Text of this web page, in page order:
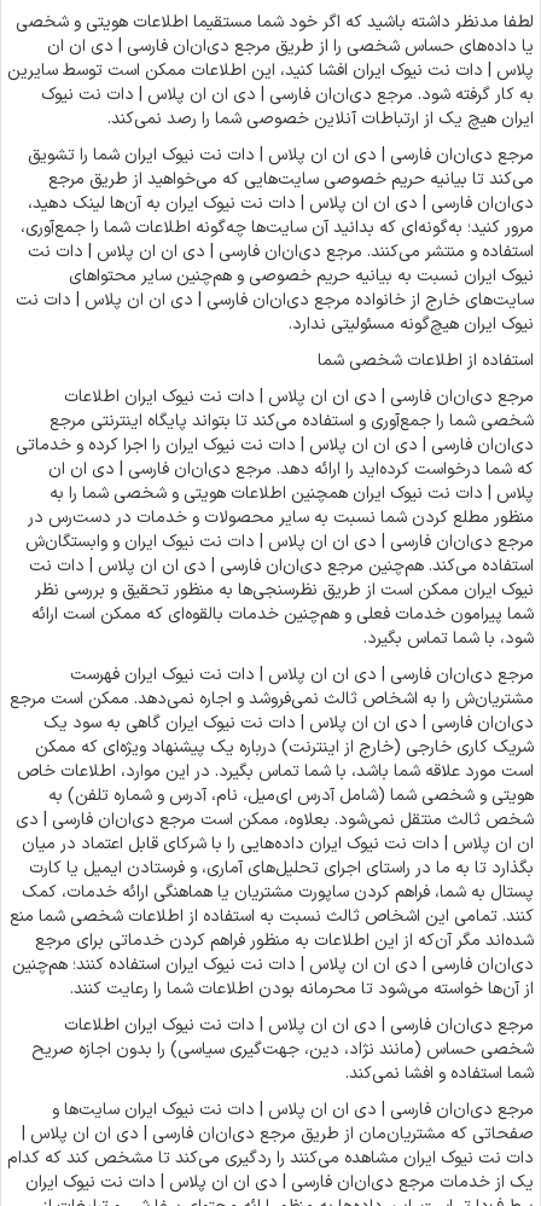
لطفا مدنظر داشته باشید که اگر خود شما مستقیما اطلاعات هویتی و شخصی
یا داده‌های حساس شخصی را از طریق مرجع دی‌ان‌ان فارسی | دی ان ان
پلاس | دات نت نیوک ایران افشا کنید، این اطلاعات ممکن است توسط سایرین
به کار گرفته شود. مرجع دی‌ان‌ان فارسی | دی ان ان پلاس | دات نت نیوک
ایران هیچ یک از ارتباطات آنلاین خصوصی شما را رصد نمی‌کند.
مرجع دی‌ان‌ان فارسی | دی ان ان پلاس | دات نت نیوک ایران شما را تشویق
می‌کند تا بیانیه حریم خصوصی سایت‌هایی که می‌خواهید از طریق مرجع
دی‌ان‌ان فارسی | دی ان ان پلاس | دات نت نیوک ایران به آن‌ها لینک دهید،
مرور کنید؛ به‌گونه‌ای که بدانید آن سایت‌ها چه‌گونه اطلاعات شما را جمع‌آوری،
استفاده و منتشر می‌کنند. مرجع دی‌ان‌ان فارسی | دی ان ان پلاس | دات نت
نیوک ایران نسبت به بیانیه حریم خصوصی و هم‌چنین سایر محتواهای
سایت‌های خارج از خانواده مرجع دی‌ان‌ان فارسی | دی ان ان پلاس | دات نت
نیوک ایران هیچ‌گونه مسئولیتی ندارد.
استفاده از اطلاعات شخصی شما
مرجع دی‌ان‌ان فارسی | دی ان ان پلاس | دات نت نیوک ایران اطلاعات
شخصی شما را جمع‌آوری و استفاده می‌کند تا بتواند پایگاه اینترنتی مرجع
دی‌ان‌ان فارسی | دی ان ان پلاس | دات نت نیوک ایران را اجرا کرده و خدماتی
که شما درخواست کرده‌اید را ارائه دهد. مرجع دی‌ان‌ان فارسی | دی ان ان
پلاس | دات نت نیوک ایران همچنین اطلاعات هویتی و شخصی شما را به
منظور مطلع کردن شما نسبت به سایر محصولات و خدمات در دست‌رس در
مرجع دی‌ان‌ان فارسی | دی ان ان پلاس | دات نت نیوک ایران و وابستگان‌ش
استفاده می‌کند. هم‌چنین مرجع دی‌ان‌ان فارسی | دی ان ان پلاس | دات نت
نیوک ایران ممکن است از طریق نظرسنجی‌ها به منظور تحقیق و بررسی نظر
شما پیرامون خدمات فعلی و هم‌چنین خدمات بالقوه‌ای که ممکن است ارائه
شود، با شما تماس بگیرد.
مرجع دی‌ان‌ان فارسی | دی ان ان پلاس | دات نت نیوک ایران فهرست
مشتریان‌ش را به اشخاص ثالث نمی‌فروشد و اجاره نمی‌دهد. ممکن است مرجع
دی‌ان‌ان فارسی | دی ان ان پلاس | دات نت نیوک ایران گاهی به سود یک
شریک کاری خارجی (خارج از اینترنت) درباره یک پیشنهاد ویژه‌ای که ممکن
است مورد علاقه شما باشد، با شما تماس بگیرد. در این موارد، اطلاعات خاص
هویتی و شخصی شما (شامل آدرس ای‌میل، نام، آدرس و شماره تلفن) به
شخص ثالث منتقل نمی‌شود. بعلاوه، ممکن است مرجع دی‌ان‌ان فارسی | دی
ان ان پلاس | دات نت نیوک ایران داده‌هایی را با شرکای قابل اعتماد در میان
بگذارد تا به ما در راستای اجرای تحلیل‌های آماری، و فرستادن ایمیل یا کارت
پستال به شما، فراهم کردن ساپورت مشتریان یا هماهنگی ارائه خدمات، کمک
کنند. تمامی این اشخاص ثالث نسبت به استفاده از اطلاعات شخصی شما منع
شده‌اند مگر آن‌که از این اطلاعات به منظور فراهم کردن خدماتی برای مرجع
دی‌ان‌ان فارسی | دی ان ان پلاس | دات نت نیوک ایران استفاده کنند؛ هم‌چنین
از آن‌ها خواسته می‌شود تا محرمانه بودن اطلاعات شما را رعایت کنند.
مرجع دی‌ان‌ان فارسی | دی ان ان پلاس | دات نت نیوک ایران اطلاعات
شخصی حساس (مانند نژاد، دین، جهت‌گیری سیاسی) را بدون اجازه صریح
شما استفاده و افشا نمی‌کند.
مرجع دی‌ان‌ان فارسی | دی ان ان پلاس | دات نت نیوک ایران سایت‌ها و
صفحاتی که مشتریان‌مان از طریق مرجع دی‌ان‌ان فارسی | دی ان ان پلاس |
دات نت نیوک ایران مشاهده می‌کنند را ردگیری می‌کند تا مشخص کند که کدام
یک از خدمات مرجع دی‌ان‌ان فارسی | دی ان ان پلاس | دات نت نیوک ایران